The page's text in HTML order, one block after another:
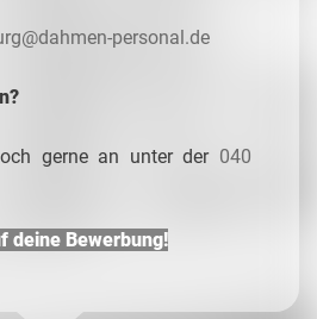
personal.de
gerne an unter der 040
deine Bewerbung!